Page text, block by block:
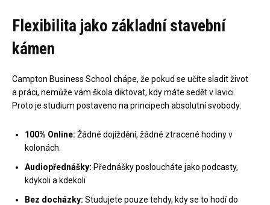
Flexibilita jako základní stavební
kámen
Campton Business School chápe, že pokud se učíte sladit život
a práci, nemůže vám škola diktovat, kdy máte sedět v lavici.
Proto je studium postaveno na principech absolutní svobody:
100% Online: Žádné dojíždění, žádné ztracené hodiny v
kolonách.
Audiopřednášky: Přednášky posloucháte jako podcasty,
kdykoli a kdekoli
Bez docházky: Studujete pouze tehdy, kdy se to hodí do